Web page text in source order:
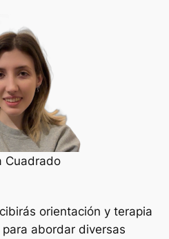
Cuadrado
orientación y terapia
abordar diversas